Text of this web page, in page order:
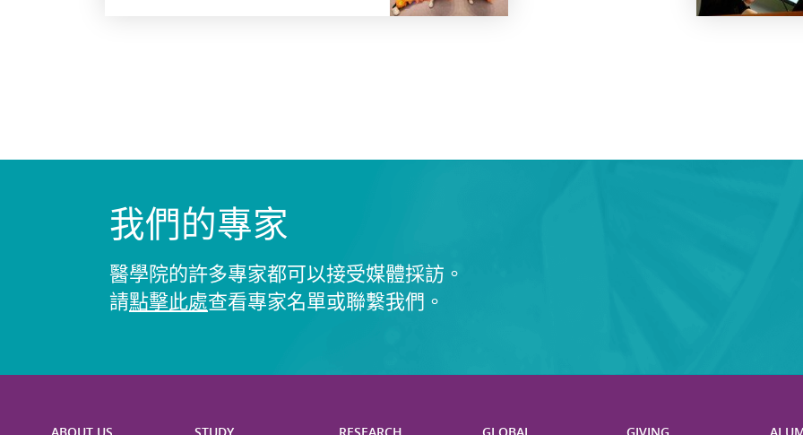
我們的專家
醫學院的許多專家都可以接受媒體採訪。
請點擊此處查看專家名單或聯繫我們。